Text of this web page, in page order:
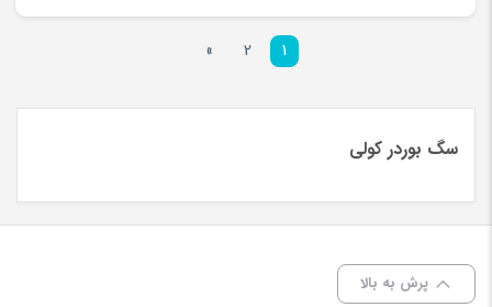
ناموجود 1
2
»
سگ بوردر کولی
پرش به بالا